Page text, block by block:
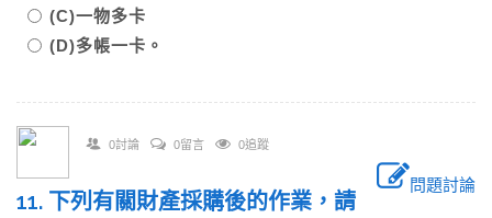
(C)一物多卡
(D)多帳一卡。
0討論 0留言 0追蹤
問題討論
11. 下列有關財產採購後的作業，請